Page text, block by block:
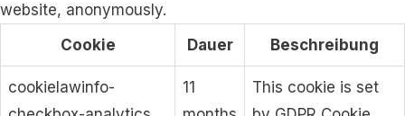
website, anonymously.
Cookie
Dauer Beschreibung
cookielawinfo-
11
This cookie is set